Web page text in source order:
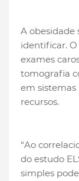
A obesidade
identificar.
exames
tomografia
em sistemas
recursos.
“Ao
do estudo
simples